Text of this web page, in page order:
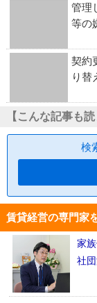
管理
等の
契約
り替
【こんな記事も
検
賃貸経営の専門家
家
社